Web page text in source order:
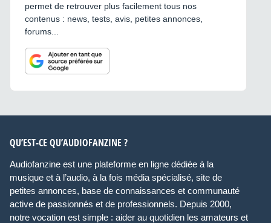
permet de retrouver plus facilement tous nos
contenus : news, tests, avis, petites annonces,
forums...
QU’EST-CE QU’AUDIOFANZINE ?
Audiofanzine est une plateforme en ligne dédiée à la
musique et à l’audio, à la fois média spécialisé, site de
petites annonces, base de connaissances et communauté
active de passionnés et de professionnels. Depuis 2000,
notre vocation est simple : aider au quotidien les amateurs et